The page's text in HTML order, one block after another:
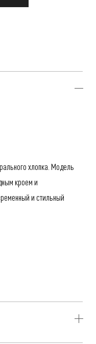
хлопка. Модель
кроем и
и стильный